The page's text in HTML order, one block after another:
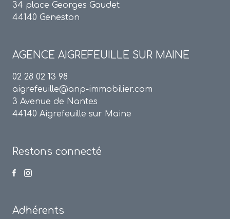
34 place Georges Gaudet
44140 Geneston
AGENCE AIGREFEUILLE SUR MAINE
02 28 02 13 98
aigrefeuille@anp-immobilier.com
3 Avenue de Nantes
44140 Aigrefeuille sur Maine
Restons connecté
Adhérents